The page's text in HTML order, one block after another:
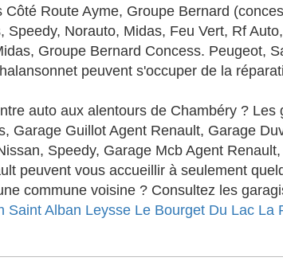
Route Ayme, Groupe Bernard
Norauto, Midas, Feu Vert, Rf
Groupe Bernard Concess. Peugeot,
peuvent s'occuper de la
auto aux alentours de Chambéry ? Les
Garage Guillot Agent Renault, Garage
Speedy, Garage Mcb Agent
peuvent vous accueillir à seulement
commune voisine ? Consultez les
Saint Alban Leysse Le Bourget Du Lac La